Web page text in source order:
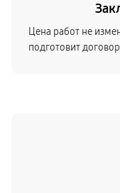
Цена работ не
подготовит